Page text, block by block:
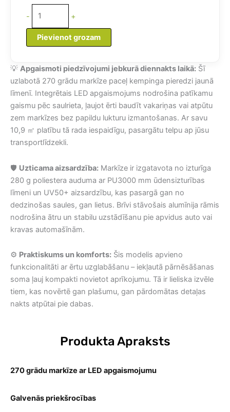
-
apgaismojumu
daudzums
+
Pievienot grozam
💡 Apgaismoti piedzīvojumi jebkurā diennakts laikā: Šī
uzlabotā 270 grādu markīze paceļ kempinga pieredzi jaunā
līmenī. Integrētais LED apgaismojums nodrošina patīkamu
gaismu pēc saulrieta, ļaujot ērti baudīt vakariņas vai atpūtu
zem markīzes bez papildu lukturu izmantošanas. Ar savu
10,9 ㎡ platību tā rada iespaidīgu, pasargātu telpu ap jūsu
transportlīdzekli.
🛡️ Uzticama aizsardzība: Markīze ir izgatavota no izturīga
280 g poliestera auduma ar PU3000 mm ūdensizturības
līmeni un UV50+ aizsardzību, kas pasargā gan no
dedzinošas saules, gan lietus. Brīvi stāvošais alumīnija rāmis
nodrošina ātru un stabilu uzstādīšanu pie apvidus auto vai
kravas automašīnām.
⚙️ Praktiskums un komforts: Šis modelis apvieno
funkcionalitāti ar ērtu uzglabāšanu – iekļautā pārnēsāšanas
soma ļauj kompakti novietot aprīkojumu. Tā ir lieliska izvēle
tiem, kas novērtē gan plašumu, gan pārdomātas detaļas
nakts atpūtai pie dabas.
Produkta Apraksts
270 grādu markīze ar LED apgaismojumu
Galvenās priekšrocības